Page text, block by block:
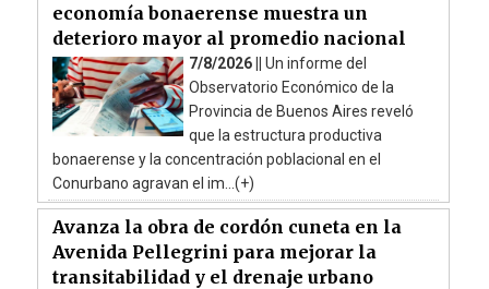
economía bonaerense muestra un
deterioro mayor al promedio nacional
7/8/2026 || Un informe del
Observatorio Económico de la
Provincia de Buenos Aires reveló
que la estructura productiva
bonaerense y la concentración poblacional en el
Conurbano agravan el im...(+)
Avanza la obra de cordón cuneta en la
Avenida Pellegrini para mejorar la
transitabilidad y el drenaje urbano